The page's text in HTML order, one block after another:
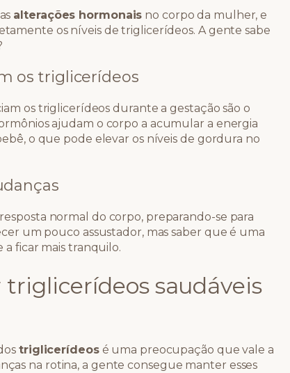
alterações hormonais no corpo da mulher, e
os níveis de triglicerídeos. A gente sabe
os triglicerídeos
os triglicerídeos durante a gestação são o
ajudam o corpo a acumular a energia
o que pode elevar os níveis de gordura no
normal do corpo, preparando-se para
um pouco assustador, mas saber que é uma
ficar mais tranquilo.
saudáveis
triglicerídeosé uma preocupação que vale a
na rotina, a gente consegue manter esses